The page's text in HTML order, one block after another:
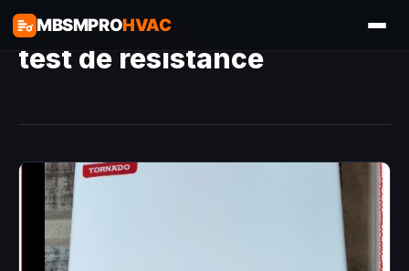
MBSMPROHVAC
test de résistance